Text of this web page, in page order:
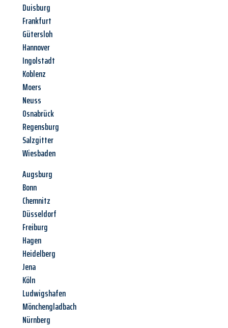
Duisburg
Frankfurt
Gütersloh
Hannover
Ingolstadt
Koblenz
Moers
Neuss
Osnabrück
Regensburg
Salzgitter
Wiesbaden
Augsburg
Bonn
Chemnitz
Düsseldorf
Freiburg
Hagen
Heidelberg
Jena
Köln
Ludwigshafen
Mönchengladbach
Nürnberg